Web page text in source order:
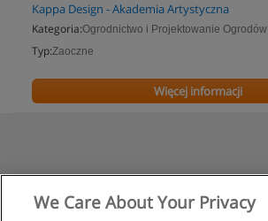
Kappa Design - Akademia Artystyczna
Kategoria:Ogrodnictwo i Projektowanie Ogrodów
Typ:Zaoczne
Więcej informacji
We Care About Your Privacy